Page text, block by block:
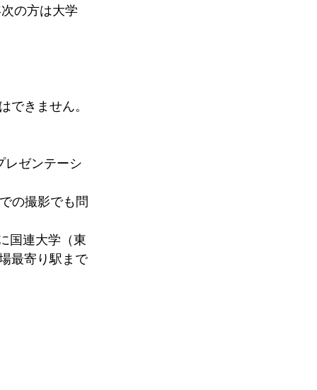
の方は大学
できません。
レゼンテーシ
の撮影でも問
国連大学（東
最寄り駅まで